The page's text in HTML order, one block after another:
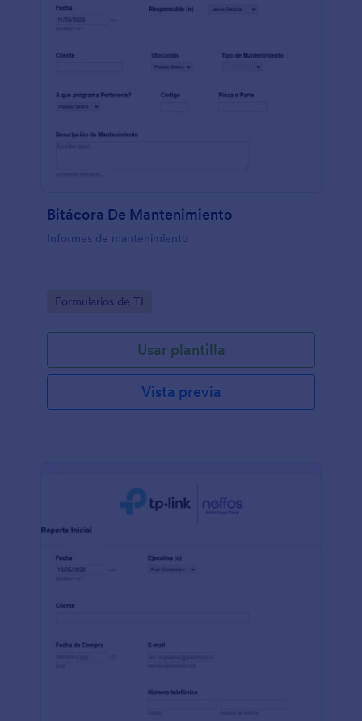
Bitácora De Mantenimiento
Informes de mantenimiento
Go to Category:
Formularios de TI
Usar plantilla
Vista previa